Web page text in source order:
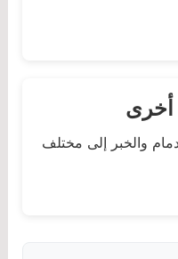
والخبر إلى مختلف